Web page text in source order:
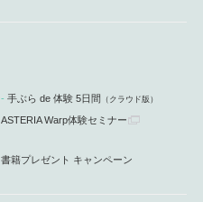
手ぶら de 体験 5日間 （クラウド版）
ASTERIA Warp体験セミナー
書籍プレゼント キャンペーン